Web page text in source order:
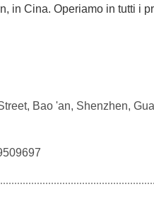
in Cina. Operiamo in tutti i
Bao 'an, Shenzhen,